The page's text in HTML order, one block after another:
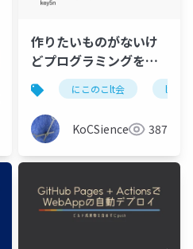
プログラミング入門
作りたいものがないけ
どプログラミングをや
ってみたい人へ (key5
さん)
にこのこlt会 lt
KoCSience 387